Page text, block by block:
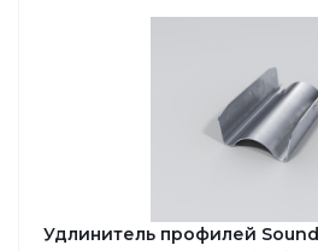
Удлинитель профилей